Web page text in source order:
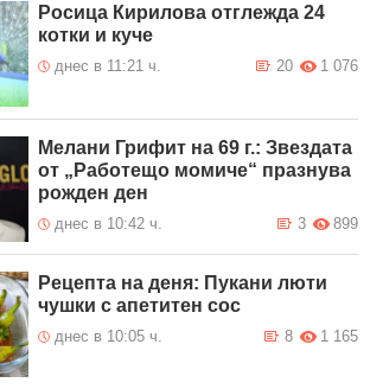
Росица Кирилова отглежда 24
котки и куче
днес в 11:21 ч. 1 076
20
Мелани Грифит на 69 г.: Звездата
от „Работещо момиче“ празнува
рожден ден
днес в 10:42 ч. 899
3
Рецепта на деня: Пукани люти
чушки с апетитен сос
днес в 10:05 ч. 1 165
8